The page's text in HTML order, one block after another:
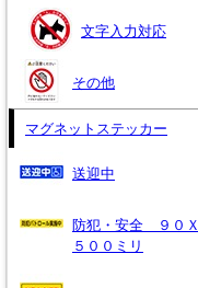
文字入力対応
その他
マグネットステッカー
送迎中
防犯・安全 ９０Ｘ
５００ミリ